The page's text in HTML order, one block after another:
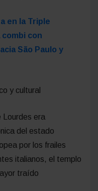
en la Triple
con
São Paulo y
y cultural
Lourdes era
del estado
por los frailes
italianos, el templo
traído